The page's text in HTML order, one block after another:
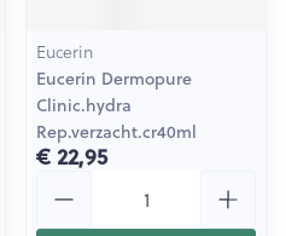
Eucerin
Eucerin Dermopure
Clinic.hydra
Rep.verzacht.cr40ml
€ 22,95